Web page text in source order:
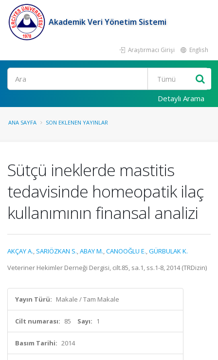
Akademik Veri Yönetim Sistemi
Araştırmacı Girişi English
Ara
Detaylı Arama
ANA SAYFA SON EKLENEN YAYINLAR
Sütçü ineklerde mastitis
tedavisinde homeopatik ilaç
kullanımının finansal analizi
AKÇAY A., SARIÖZKAN S.,ABAY M.,CANOOĞLU E.,GÜRBULAK K.
Veteriner Hekimler Derneği Dergisi, cilt.85, sa.1, ss.1-8, 2014 (TRDizin)
Yayın Türü: Makale / Tam Makale
Cilt numarası: 85 Sayı: 1
Basım Tarihi: 2014